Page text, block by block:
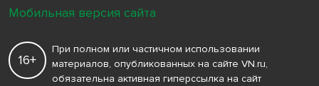
16+
При полном или частичном использовании
материалов, опубликованных на сайте VN.ru,
обязательна активная гиперссылка на сайт
Мобильная версия сайта